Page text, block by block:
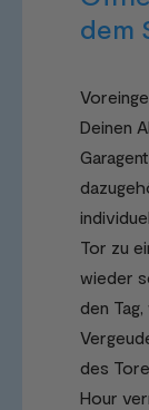
dem
Deinen
Tor zu
wieder
den
des
Hour